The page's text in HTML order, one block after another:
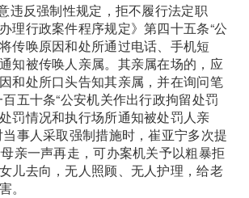
违反强制性规定，拒不履行法定职
理行政案件程序规定》第四十五条“公
传唤原因和处所通过电话、手机短
知被传唤人亲属。其亲属在场的，应
和处所口头告知其亲属，并在询问笔
五十条“公安机关作出行政拘留处罚
罚情况和执行场所通知被处罚人亲
当事人采取强制措施时，崔亚宁多次提
亲一声再走，可办案机关予以粗暴拒
儿去向，无人照顾、无人护理，给老
。